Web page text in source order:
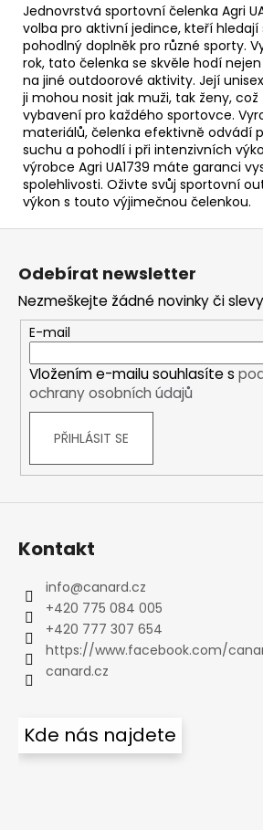
Jednovrstvá sportovní čelenka Agri
volba pro aktivní jedince, kteří hledají
pohodlný doplněk pro různé sporty.
rok, tato čelenka se skvěle hodí
na jiné outdoorové aktivity. Její
ji mohou nosit jak muži, tak ženy,
vybavení pro každého sportovce.
materiálů, čelenka efektivně odvádí
suchu a pohodlí i při intenzivních
výrobce Agri UA1739 máte garanci
spolehlivosti. Oživte svůj sportovní
výkon s touto výjimečnou čelenkou.
Z
Odebírat newsletter
Nezmeškejte žádné novinky či
E-mail
Vložením e-mailu souhlasíte s
ochrany osobních údajů
PŘIHLÁSIT SE
Kontakt
info@canard.cz
+420 775 084 005
+420 777 307 654
https://www.facebook.com/
canard.cz
Kde nás najdete